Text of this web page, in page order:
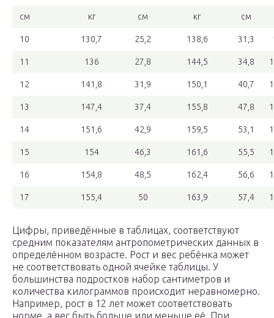
см кг см кг см
10 130,7 25,2 138,6 31,3
11 136 27,8 144,5 34,8
12 141,8 31,9 150,1 40,7
13 147,4 37,4 155,8 47,8
14 151,6 42,9 159,5 53,1
15 154 46,3 161,6 55,5
16 154,8 48,5 162,4 56,6
17 155,4 50 163,9 57,4
Цифры, приведённые в таблицах, соответствуют
средним показателям антропометрических данных в
определённом возрасте. Рост и вес ребёнка может
не соответствовать одной ячейке таблицы. У
большинства подростков набор сантиметров и
количества килограммов происходит неравномерно.
Например, рост в 12 лет может соответствовать
норме, а вес быть больше или меньше её. При